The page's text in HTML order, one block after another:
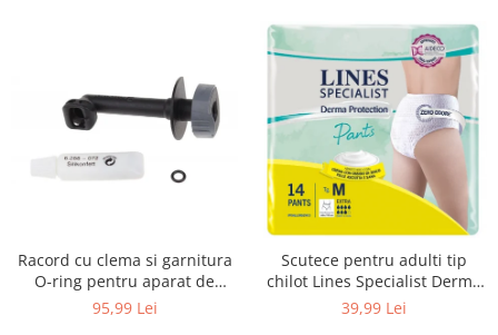
Scule electrice si unelte
Silicon, spume si solutii tehnice
Sisteme Incalzire
Textile si covoare
Accesorii tablete
Laptopuri si Accesorii
Racord cu clema si garnitura
O-ring pentru aparat de
spalat cu presiune, KARCHER
95,99 Lei
Scutece pentru adulti tip
chilot Lines Specialist Derma
Protection Extra, 7 picaturi,
39,99 Lei